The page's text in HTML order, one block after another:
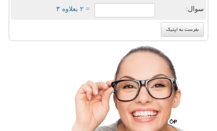
سوال: = ۲ بعلاوه ۳